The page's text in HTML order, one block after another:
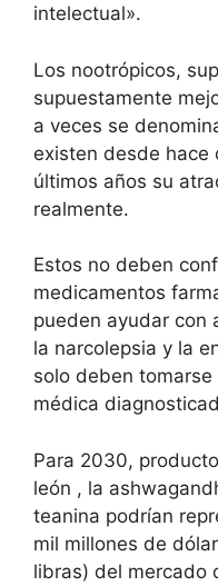
intelectual».
Los nootrópicos,
supuestamente
a veces se
existen desde hace
últimos años su
realmente.
Estos no deben
medicamentos
pueden ayudar con
la narcolepsia y la
solo deben
médica
Para 2030,
león , la
teanina podrían
mil millones de
libras) del mercado